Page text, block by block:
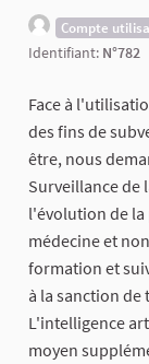
Compte
Identifiant: N°782
Face à
des fins de
être, nous
Surveillance de
l'évolution de
médecine et
formation et
à la sanction
L'intelligence
moyen